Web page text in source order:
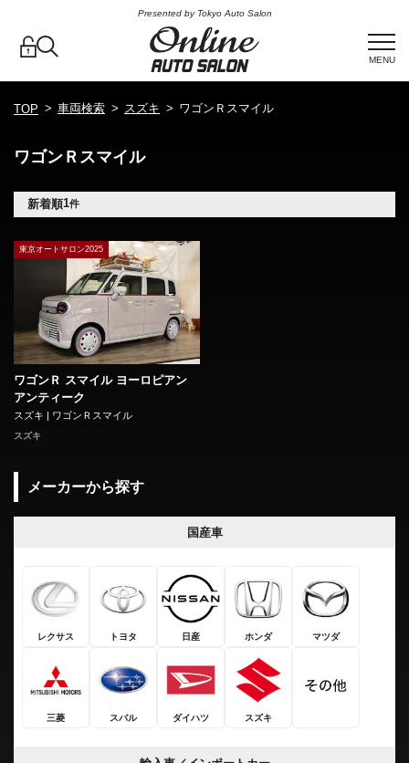
Presented by Tokyo Auto Salon
MENU
TOP 車両検索 スズキ ワゴンＲスマイル
ワゴンＲスマイル
新着順1件
東京オートサロン2025
ワゴンＲ スマイル ヨーロピアン
アンティーク
スズキ | ワゴンＲスマイル
スズキ
メーカーから探す
国産車
レクサス トヨタ 日産 ホンダ マツダ
三菱 スバル ダイハツ スズキ